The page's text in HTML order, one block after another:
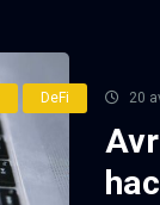
DeFi 20